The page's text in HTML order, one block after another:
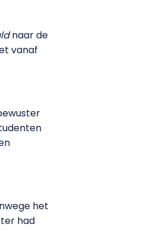
naar de
vanaf
het
had